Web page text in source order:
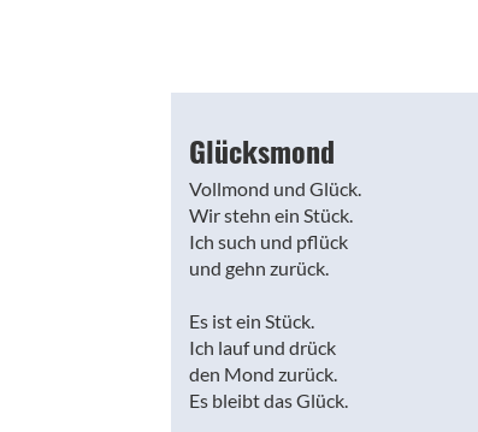
Glücksmond
Vollmond und Glück.
Wir stehn ein Stück.
Ich such und pflück
und gehn zurück.
Es ist ein Stück.
Ich lauf und drück
den Mond zurück.
Es bleibt das Glück.